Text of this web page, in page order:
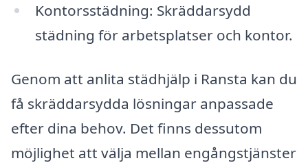
Kontorsstädning: Skräddarsydd
städning för arbetsplatser och kontor.
Genom att anlita städhjälp i Ransta kan du
få skräddarsydda lösningar anpassade
efter dina behov. Det finns dessutom
möjlighet att välja mellan engångstjänster